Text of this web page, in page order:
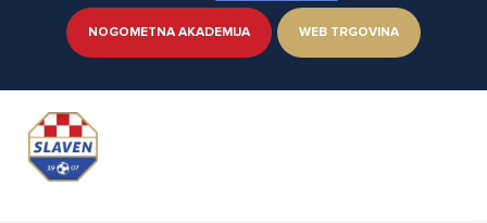
NOGOMETNA AKADEMIJA WEB TRGOVINA